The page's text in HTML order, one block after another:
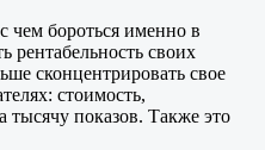
чем бороться именно в
рентабельность своих
сконцентрировать свое
стоимость,
тысячу показов. Также это